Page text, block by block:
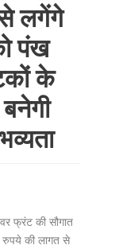
लगेंगे
पंख
के
फ्रंट की सौगात
रुपये की लागत से